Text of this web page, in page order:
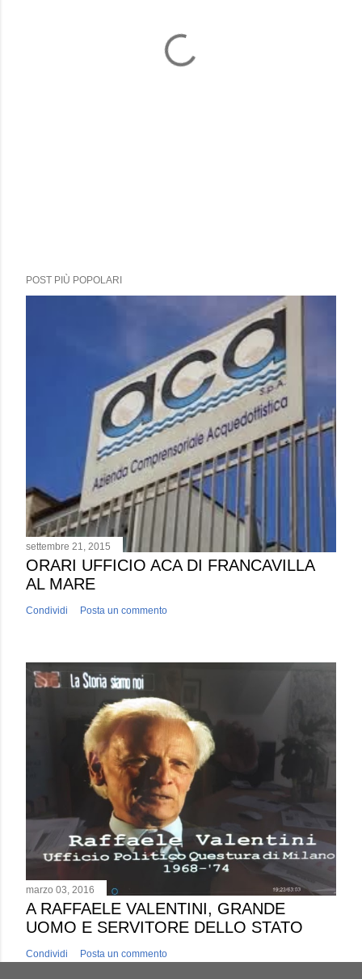
POST PIÙ POPOLARI
settembre 21, 2015
ORARI UFFICIO ACA DI FRANCAVILLA
AL MARE
Condividi Posta un commento
marzo 03, 2016
A RAFFAELE VALENTINI, GRANDE
UOMO E SERVITORE DELLO STATO
Condividi Posta un commento